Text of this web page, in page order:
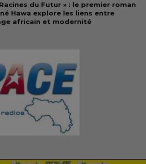
du Futur » : le premier roman
Hawa explore les liens entre
africain et modernité